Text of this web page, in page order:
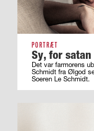
PORTRÆT
Sy, for satan
Det var farmorens
Schmidt fra Ølgod
Soeren Le Schmidt.